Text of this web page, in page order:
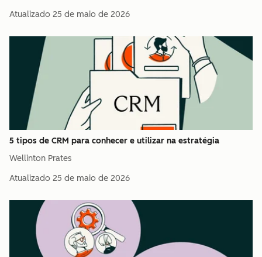
Atualizado 25 de maio de 2026
5 tipos de CRM para conhecer e utilizar na estratégia
Wellinton Prates
Atualizado 25 de maio de 2026